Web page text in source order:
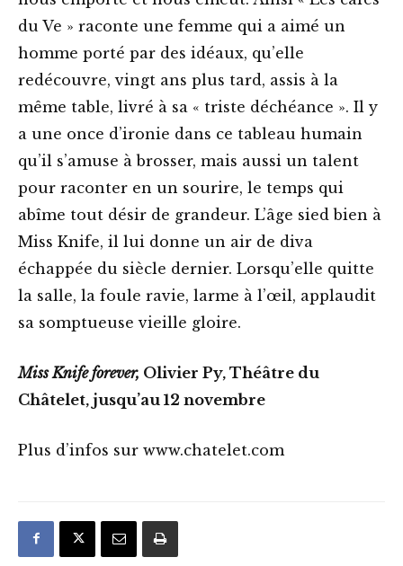
du Ve » raconte une femme qui a aimé un
homme porté par des idéaux, qu’elle
redécouvre, vingt ans plus tard, assis à la
même table, livré à sa « triste déchéance ». Il y
a une once d’ironie dans ce tableau humain
qu’il s’amuse à brosser, mais aussi un talent
pour raconter en un sourire, le temps qui
abîme tout désir de grandeur. L’âge sied bien à
Miss Knife, il lui donne un air de diva
échappée du siècle dernier. Lorsqu’elle quitte
la salle, la foule ravie, larme à l’œil, applaudit
sa somptueuse vieille gloire.
Miss Knife forever, Olivier Py, Théâtre du
Châtelet, jusqu’au 12 novembre
Plus d’infos sur www.chatelet.com